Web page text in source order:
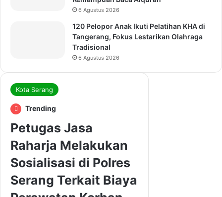
6 Agustus 2026
120 Pelopor Anak Ikuti Pelatihan KHA di
Tangerang, Fokus Lestarikan Olahraga
Tradisional
6 Agustus 2026